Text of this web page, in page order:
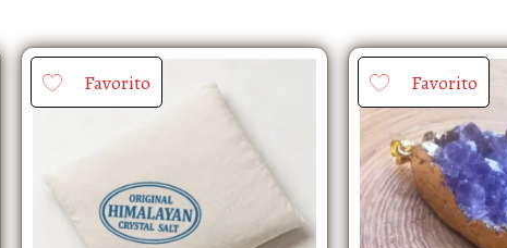
Favorito Favorito